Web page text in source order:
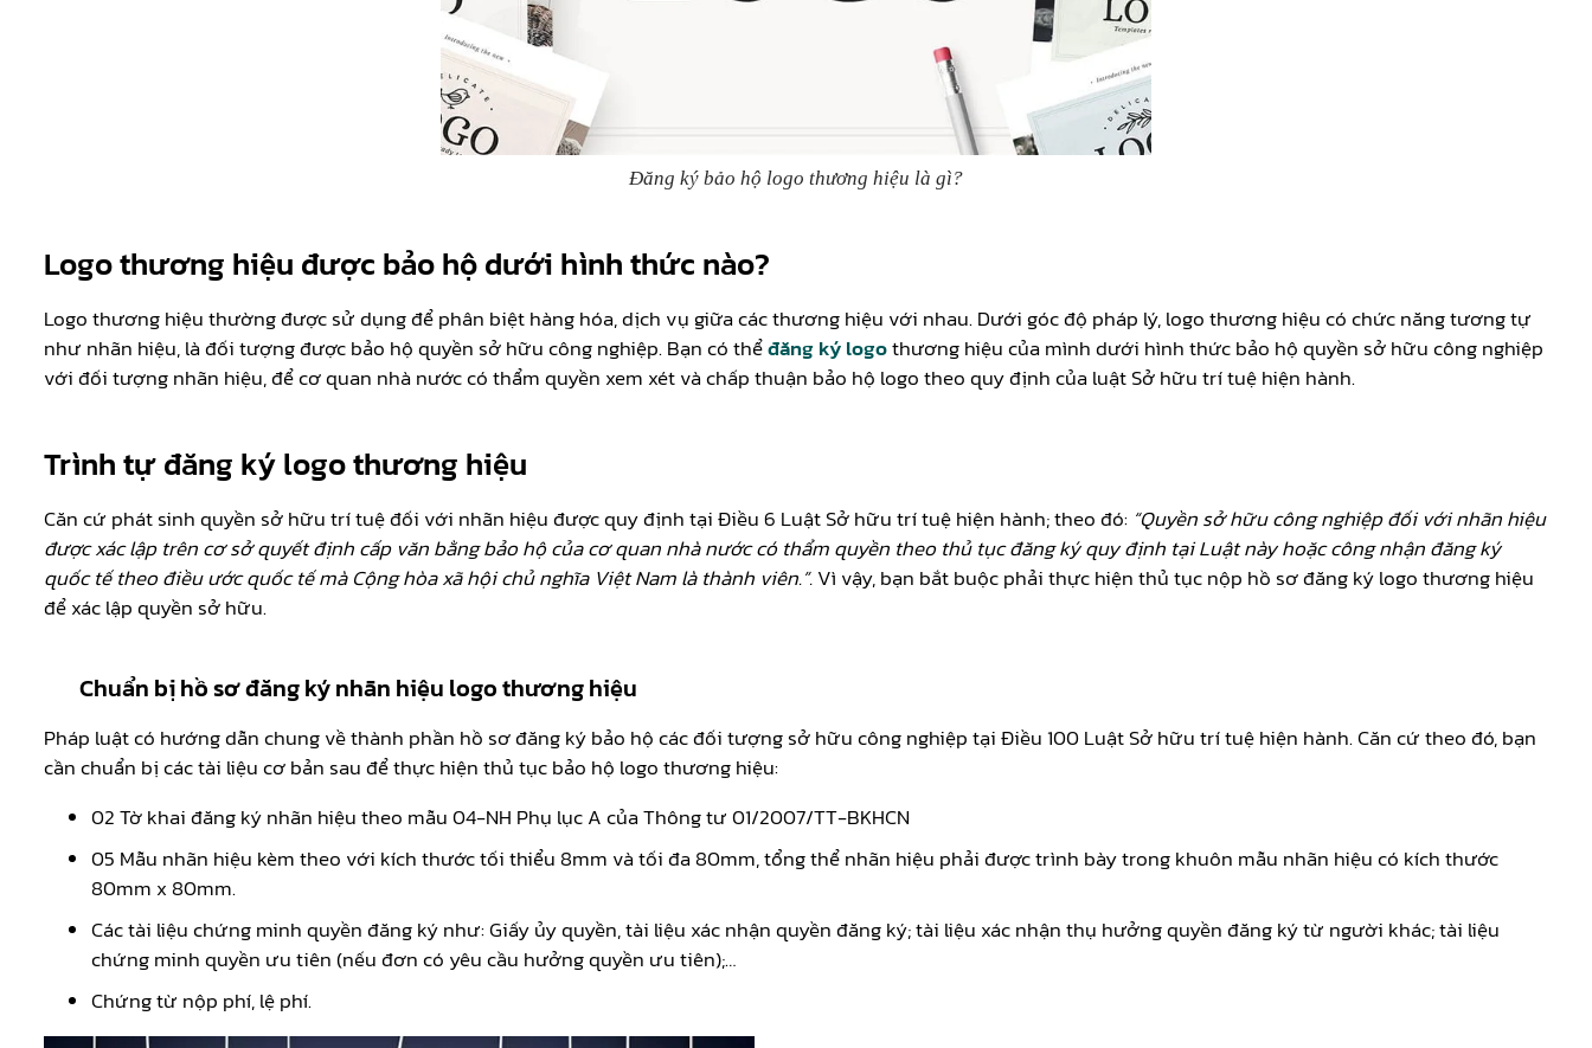
Đăng ký bảo hộ logo thương hiệu là gì?
Logo thương hiệu được bảo hộ dưới hình thức nào?
Logo thương hiệu thường được sử dụng để phân biệt hàng hóa, dịch vụ giữa các thương hiệu với nhau. Dưới góc độ pháp lý, logo thương hiệu có chức năng tương tự
như nhãn hiệu, là đối tượng được bảo hộ quyền sở hữu công nghiệp. Bạn có thểđăng ký logothương hiệu của mình dưới hình thức bảo hộ quyền sở hữu công nghiệp
với đối tượng nhãn hiệu, để cơ quan nhà nước có thẩm quyền xem xét và chấp thuận bảo hộ logo theo quy định của luật Sở hữu trí tuệ hiện hành.
Trình tự đăng ký logo thương hiệu
Căn cứ phát sinh quyền sở hữu trí tuệ đối với nhãn hiệu được quy định tại Điều 6 Luật Sở hữu trí tuệ hiện hành; theo đó: “Quyền sở hữu công nghiệp đối với nhãn hiệu
được xác lập trên cơ sở quyết định cấp văn bằng bảo hộ của cơ quan nhà nước có thẩm quyền theo thủ tục đăng ký quy định tại Luật này hoặc công nhận đăng ký
quốc tế theo điều ước quốc tế mà Cộng hòa xã hội chủ nghĩa Việt Nam là thành viên.”.Vì vậy, bạn bắt buộc phải thực hiện thủ tục nộp hồ sơ đăng ký logo thương hiệu
để xác lập quyền sở hữu.
Chuẩn bị hồ sơ đăng ký nhãn hiệu logo thương hiệu
Pháp luật có hướng dẫn chung về thành phần hồ sơ đăng ký bảo hộ các đối tượng sở hữu công nghiệp tại Điều 100 Luật Sở hữu trí tuệ hiện hành. Căn cứ theo đó, bạn
cần chuẩn bị các tài liệu cơ bản sau để thực hiện thủ tục bảo hộ logo thương hiệu:
02 Tờ khai đăng ký nhãn hiệu theo mẫu 04-NH Phụ lục A của Thông tư 01/2007/TT-BKHCN
05 Mẫu nhãn hiệu kèm theo với kích thước tối thiểu 8mm và tối đa 80mm, tổng thể nhãn hiệu phải được trình bày trong khuôn mẫu nhãn hiệu có kích thước
80mm x 80mm.
Các tài liệu chứng minh quyền đăng ký như: Giấy ủy quyền, tài liệu xác nhận quyền đăng ký; tài liệu xác nhận thụ hưởng quyền đăng ký từ người khác; tài liệu
chứng minh quyền ưu tiên (nếu đơn có yêu cầu hưởng quyền ưu tiên);…
Chứng từ nộp phí, lệ phí.